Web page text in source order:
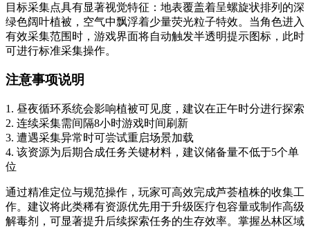
目标采集点具有显著视觉特征：地表覆盖着呈螺旋状排列的深
绿色阔叶植被，空气中飘浮着少量荧光粒子特效。当角色进入
有效采集范围时，游戏界面将自动触发半透明提示图标，此时
可进行标准采集操作。
注意事项说明
1. 昼夜循环系统会影响植被可见度，建议在正午时分进行探索
2. 连续采集需间隔8小时游戏时间刷新
3. 遭遇采集异常时可尝试重启场景加载
4. 该资源为后期合成任务关键材料，建议储备量不低于5个单
位
通过精准定位与规范操作，玩家可高效完成芦荟植株的收集工
作。建议将此类稀有资源优先用于升级医疗包容量或制作高级
解毒剂，可显著提升后续探索任务的生存效率。掌握丛林区域